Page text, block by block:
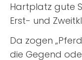
Hartplatz gute
Erst- und
Da zogen
die Gegend